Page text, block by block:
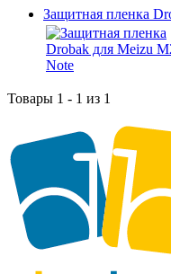
Защитная пленка
Товары 1 - 1 из 1